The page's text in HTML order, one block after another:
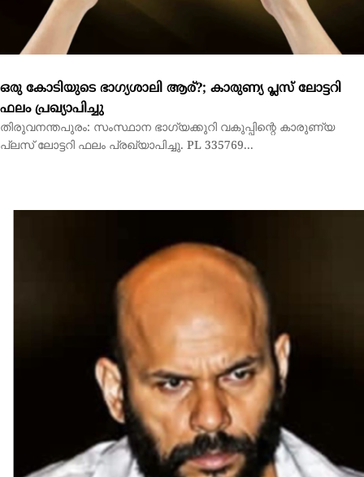
പ്ലസ് ലോട്ടറി ഫലം പ്രഖ്യാപിച്ചു. PL 335769...